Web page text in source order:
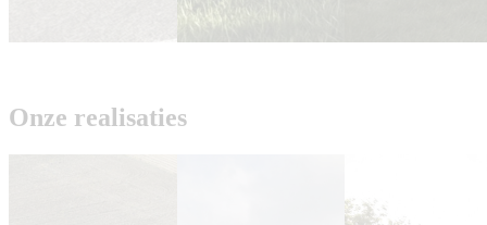
Onze realisaties